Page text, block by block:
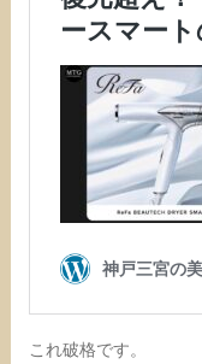
これ破格です。